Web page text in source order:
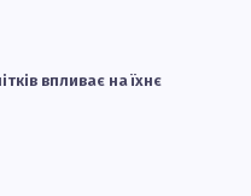
впливає на їхнє